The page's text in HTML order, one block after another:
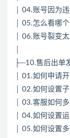
│ 04.账号因为
│ 05.怎么看哪
│ 06.账号裂变
├─10.售后出单
│ 01.如何申请
│ 02.如何设置
│ 03.客服如何
│ 04.如何设置
│ 05.如何设置